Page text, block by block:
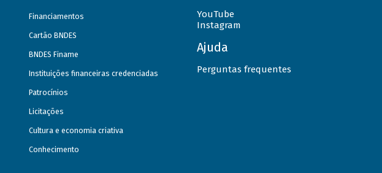
Financiamentos
Cartão BNDES
BNDES Finame
Instituições financeiras credenciadas
Patrocínios
Licitações
Cultura e economia criativa
Conhecimento
YouTube
Instagram
Ajuda
Perguntas frequentes